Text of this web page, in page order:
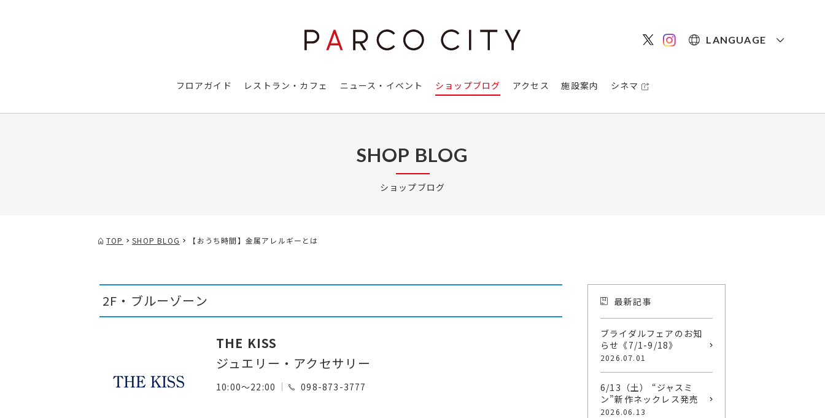
LANGUAGE
フロアガイド レストラン・カフェ ニュース・イベント ショップブログ アクセス 施設案内 シネマ
SHOP BLOG
ショップブログ
TOP SHOP BLOG 【おうち時間】金属アレルギーとは
2F・ブルーゾーン
THE KISS
ジュエリー・アクセサリー
10:00～22:00 098-873-3777
最新記事
ブライダルフェアのお知
らせ《7/1-9/18》
2026.07.01
6/13（土） “ジャスミ
ン”新作ネックレス発売
2026.06.13